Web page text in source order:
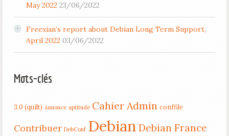
May 2022 23/06/2022
Freexian’s report about Debian Long Term Support,
April 2022 03/06/2022
Mots-clés
3.0 (quilt) Annonce aptitude Cahier Admin conffile
Contribuer DebConf Debian Debian France